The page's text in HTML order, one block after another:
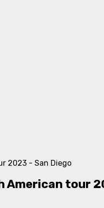
American tour